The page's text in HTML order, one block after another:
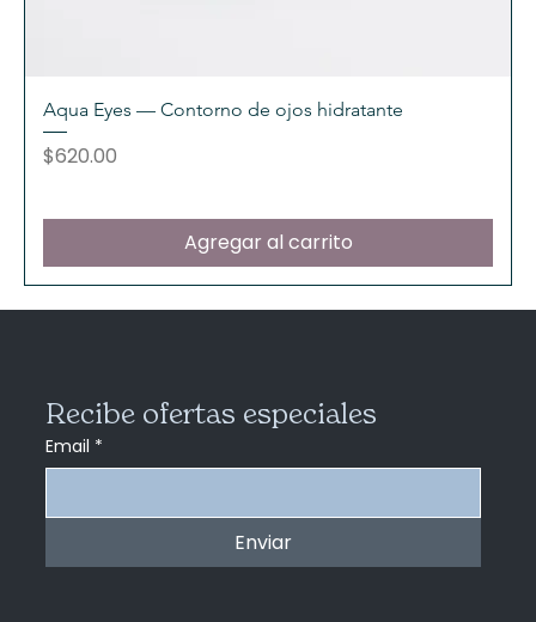
Aqua Eyes — Contorno de ojos hidratante
Precio
$620.00
Agregar al carrito
Recibe ofertas especiales
Email *
Enviar